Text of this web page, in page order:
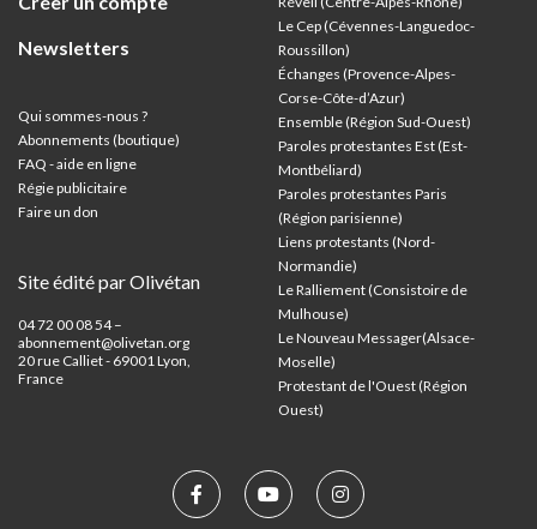
Newsletters
Qui sommes-nous ?
Abonnements (boutique)
FAQ - aide en ligne
Régie publicitaire
Faire un don
Site édité par Olivétan
04 72 00 08 54 –
abonnement@olivetan.org
20 rue Calliet - 69001 Lyon,
France
Le Cep (Cévennes-Languedoc-
Roussillon)
Échanges (Provence-Alpes-
Corse-Côte-d’Azur)
Ensemble (Région Sud-Ouest)
Paroles protestantes Est (Est-
Montbéliard)
Paroles protestantes Paris
(Région parisienne)
Liens protestants (Nord-
Normandie)
Le Ralliement (Consistoire de
Mulhouse)
Le Nouveau Messager(Alsace-
Moselle)
Protestant de l'Ouest (Région
Ouest)